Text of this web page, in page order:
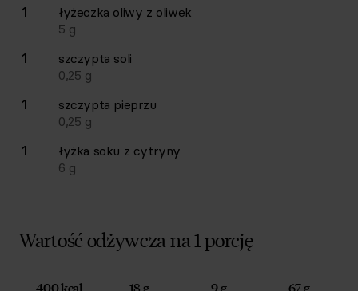
1
łyżeczka oliwy z oliwek
5 g
1
szczypta soli
0,25 g
1
szczypta pieprzu
0,25 g
1
łyżka soku z cytryny
6 g
Wartość odżywcza na 1 porcję
400 kcal 18 g 9 g 67 g